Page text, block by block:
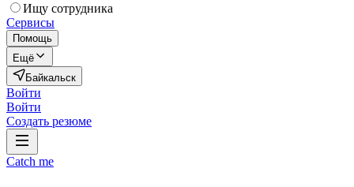
Ищу сотрудника
Сервисы
Помощь
Ещё
Байкальск
Войти
Войти
Создать резюме
Catch me